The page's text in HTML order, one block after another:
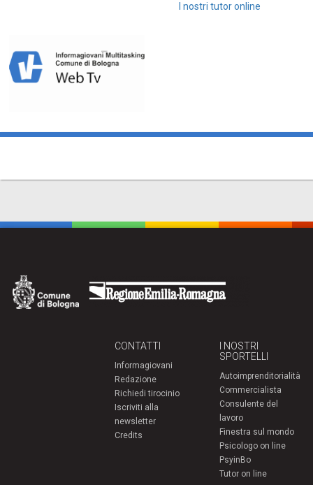
I nostri tutor online
CONTATTI
Informagiovani
Redazione
Richiedi tirocinio
Iscriviti alla
newsletter
Credits
I NOSTRI
SPORTELLI
Autoimprenditorialità
Commercialista
Consulente del
lavoro
Finestra sul mondo
Psicologo on line
PsyinBo
Tutor on line